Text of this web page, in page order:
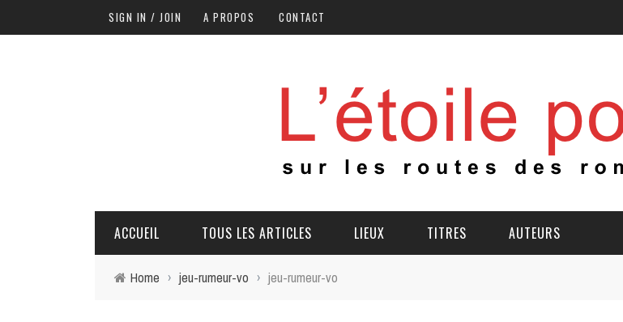
SIGN IN / JOIN A PROPOS CONTACT
ACCUEIL TOUS LES ARTICLES LIEUX TITRES AUTEURS
Home › jeu-rumeur-vo › jeu-rumeur-vo